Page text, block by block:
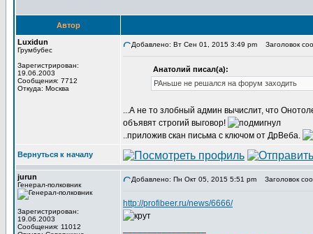
Автор
Luxidun
Грумбубес
Зарегистрирован:
19.06.2003
Сообщения: 7712
Откуда: Москва
Добавлено: Вт Сен 01, 2015 3:49 pm Заголовок
Анатолий писал(а):
РАньше не решался на форум заходить
...А не то злобный админ вычислит, что
объявят строгий выговор!
..приложив скан письма с ключом от ДрВеба.
Вернуться к началу
jurun
Генерал-полковник
Зарегистрирован:
19.06.2003
Сообщения: 11012
Добавлено: Пн Окт 05, 2015 5:51 pm Заголовок
http://profibeer.ru/news/6666/